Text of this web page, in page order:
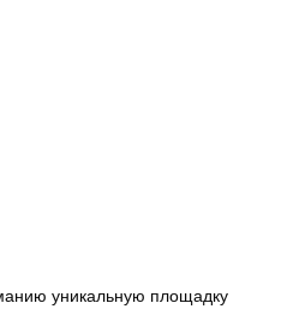
уникальную площадку